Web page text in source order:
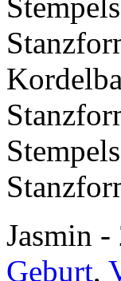
Jasmin -
Geburt,